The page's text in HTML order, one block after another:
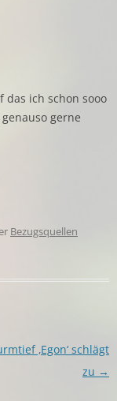
das ich schon sooo
gerne
Bezugsquellen
‚Egon‘ schlägt
zu →